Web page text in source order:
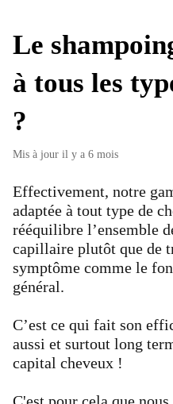
Le
à tous les
?
Mis à jour il y a 6 mois
Effectivement, notre
adaptée à tout type de
rééquilibre l’ensemble
capillaire plutôt que de
symptôme comme le
général.
C’est ce qui fait son
aussi et surtout long
capital cheveux !